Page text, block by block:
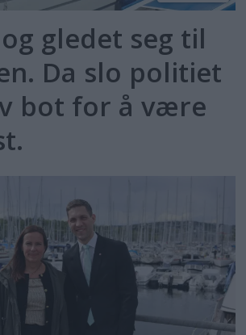
gledet seg til
Da slo politiet
bot for å være